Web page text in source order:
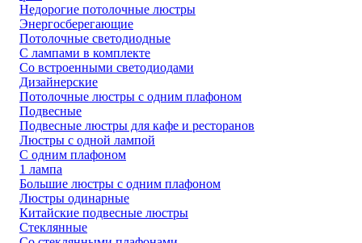
Недорогие потолочные люстры
Энергосберегающие
Потолочные светодиодные
С лампами в комплекте
Со встроенными светодиодами
Дизайнерские
Потолочные люстры с одним плафоном
Подвесные
Подвесные люстры для кафе и ресторанов
Люстры с одной лампой
С одним плафоном
1 лампа
Большие люстры с одним плафоном
Люстры одинарные
Китайские подвесные люстры
Стеклянные